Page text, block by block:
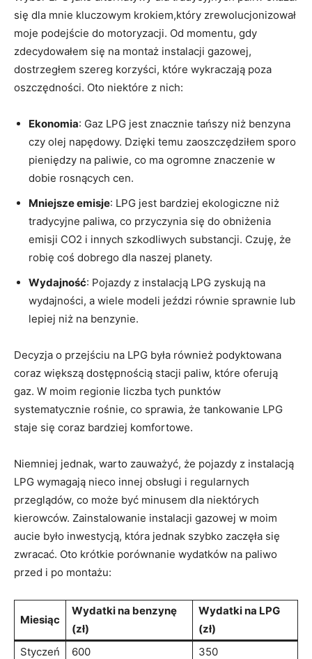
się dla‌ mnie⁣ kluczowym krokiem,który zrewolucjonizował
moje podejście do motoryzacji. Od momentu, gdy
zdecydowałem‌ się na montaż instalacji gazowej,
dostrzegłem ​szereg korzyści, które wykraczają poza
oszczędności. Oto niektóre z nich:
Ekonomia: Gaz LPG jest znacznie tańszy niż benzyna
czy olej napędowy. Dzięki temu zaoszczędziłem sporo
pieniędzy na paliwie, co ma ogromne​ znaczenie w
dobie rosnących⁤ cen.
Mniejsze emisje: LPG jest bardziej ekologiczne niż
tradycyjne paliwa, co przyczynia się do obniżenia
emisji CO2 i innych szkodliwych substancji.‌ Czuję,‍ że
robię coś dobrego dla naszej planety.
Wydajność: Pojazdy z instalacją LPG zyskują na
wydajności, a wiele modeli jeździ równie sprawnie lub
lepiej niż na benzynie.
Decyzja o przejściu na LPG była również podyktowana
coraz ‍większą dostępnością​ stacji​ paliw, które oferują​
gaz. W moim ‌regionie liczba tych punktów
systematycznie rośnie, co sprawia, że tankowanie LPG
staje się coraz bardziej komfortowe.
Niemniej jednak, warto zauważyć, że pojazdy z instalacją
LPG wymagają nieco innej obsługi i regularnych
przeglądów, ‌co może być minusem dla ⁢niektórych
kierowców. Zainstalowanie‌ instalacji ⁢gazowej w moim
⁤aucie było inwestycją, która jednak szybko zaczęła się
zwracać. Oto krótkie porównanie wydatków na paliwo
przed i po montażu:
Miesiąc
Wydatki na benzynę
(zł)
Wydatki na LPG
(zł)
Styczeń
600
350